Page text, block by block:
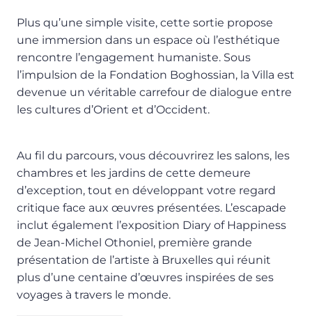
Plus qu’une simple visite, cette sortie propose
une immersion dans un espace où l’esthétique
rencontre l’engagement humaniste. Sous
l’impulsion de la Fondation Boghossian, la Villa est
devenue un véritable carrefour de dialogue entre
les cultures d’Orient et d’Occident.
Au fil du parcours, vous découvrirez les salons, les
chambres et les jardins de cette demeure
d’exception, tout en développant votre regard
critique face aux œuvres présentées. L’escapade
inclut également l’exposition Diary of Happiness
de Jean-Michel Othoniel, première grande
présentation de l’artiste à Bruxelles qui réunit
plus d’une centaine d’œuvres inspirées de ses
voyages à travers le monde.